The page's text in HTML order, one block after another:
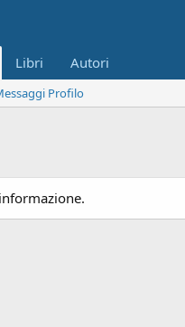
Libri Autori
Profilo